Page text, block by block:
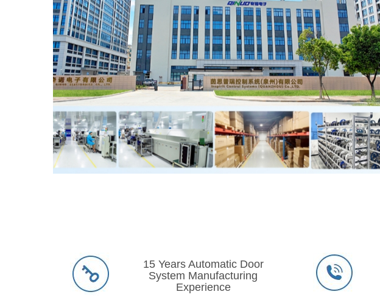
15 Years Automatic Door
System Manufacturing
Experience